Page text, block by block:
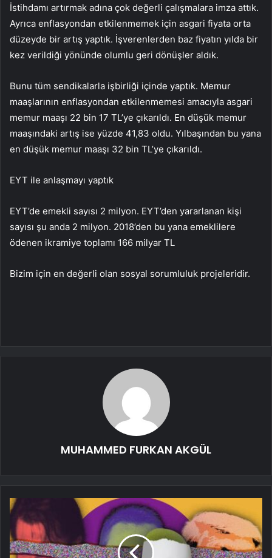
İstihdamı artırmak adına çok değerli çalışmalara imza attık.
Ayrıca enflasyondan etkilenmemek için asgari fiyata orta
düzeyde bir artış yaptık. İşverenlerden baz fiyatın yılda bir
kez verildiği yönünde olumlu geri dönüşler aldık.
Bunu tüm sendikalarla işbirliği içinde yaptık. Memur
maaşlarının enflasyondan etkilenmemesi amacıyla asgari
memur maaşı 22 bin 17 TL’ye çıkarıldı. En düşük memur
maaşındaki artış ise yüzde 41,83 oldu. Yılbaşından bu yana
en düşük memur maaşı 32 bin TL’ye çıkarıldı.
EYT ile anlaşmayı yaptık
EYT’de emekli sayısı 2 milyon. EYT’den yararlanan kişi
sayısı şu anda 2 milyon. 2018’den bu yana emeklilere
ödenen ikramiye toplamı 166 milyar TL
Bizim için en değerli olan sosyal sorumluluk projeleridir.
MUHAMMED FURKAN AKGÜL